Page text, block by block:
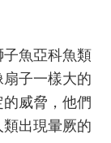
魚亞科魚類
子一樣大的
威脅，他們
出現暈厥的